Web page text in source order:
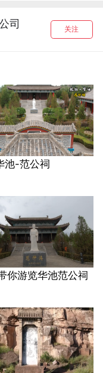
司 关注
池-范公祠
你游览华池范公祠